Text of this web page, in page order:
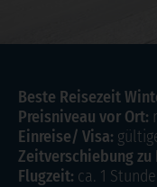
Beste Reisezeit
Preisniveau vor Ort:
Einreise/ Visa:
Zeitverschiebung zu
Flugzeit: ca. 1 Stunde